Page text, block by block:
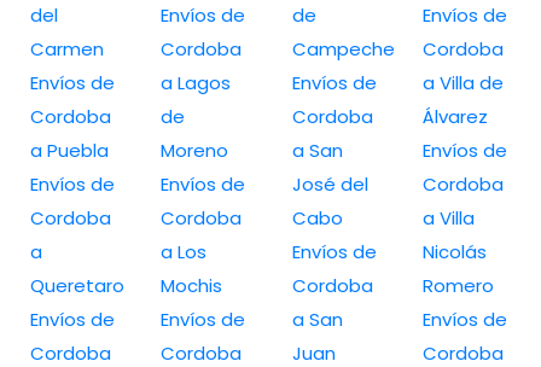
del
Carmen
Envíos de
Cordoba
a Puebla
Envíos de
Cordoba
a
Queretaro
Envíos de
Cordoba
Envíos de
Cordoba
a Lagos
de
Moreno
Envíos de
Cordoba
a Los
Mochis
Envíos de
Cordoba
de
Campeche
Envíos de
Cordoba
a San
José del
Cabo
Envíos de
Cordoba
a San
Juan
Envíos de
Cordoba
a Villa de
Álvarez
Envíos de
Cordoba
a Villa
Nicolás
Romero
Envíos de
Cordoba